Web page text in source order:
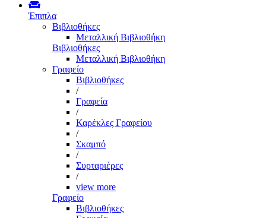
Έπιπλα
Βιβλιοθήκες
Μεταλλική Βιβλιοθήκη
Βιβλιοθήκες
Μεταλλική Βιβλιοθήκη
Γραφείο
Βιβλιοθήκες
/
Γραφεία
/
Καρέκλες Γραφείου
/
Σκαμπό
/
Συρταριέρες
/
view more
Γραφείο
Βιβλιοθήκες